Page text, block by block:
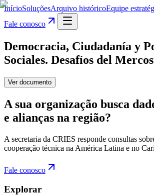
InícioSoluçõesArquivo históricoEquipe
Fale conosco
Democracia, Ciudadanía y
Sociales. Desafíos del
Ver documento
A sua organização busca
e alianças na região?
A secretaria da CRIES responde consultas
cooperação técnica na América Latina e no
Fale conosco
Explorar